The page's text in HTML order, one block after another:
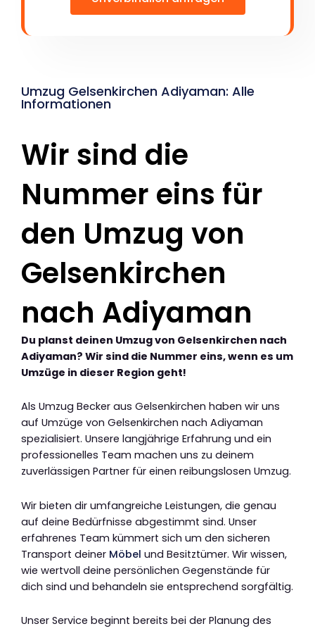
Umzug Gelsenkirchen Adiyaman: Alle
Informationen
Wir sind die
Nummer eins für
den Umzug von
Gelsenkirchen
nach Adiyaman
Du planst deinen Umzug von Gelsenkirchen nach
Adiyaman? Wir sind die Nummer eins, wenn es um
Umzüge in dieser Region geht!
Als Umzug Becker aus Gelsenkirchen haben wir uns
auf Umzüge von Gelsenkirchen nach Adiyaman
spezialisiert. Unsere langjährige Erfahrung und ein
professionelles Team machen uns zu deinem
zuverlässigen Partner für einen reibungslosen Umzug.
Wir bieten dir umfangreiche Leistungen, die genau
auf deine Bedürfnisse abgestimmt sind. Unser
erfahrenes Team kümmert sich um den sicheren
Transport deiner Möbel und Besitztümer. Wir wissen,
wie wertvoll deine persönlichen Gegenstände für
dich sind und behandeln sie entsprechend sorgfältig.
Unser Service beginnt bereits bei der Planung des